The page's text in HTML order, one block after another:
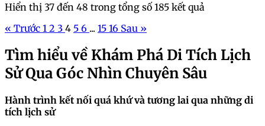
Hiển thị 37 đến 48 trong tổng số 185 kết quả
« Trước 1 2 3 4 5 6 ... 15 16 Sau »
Tìm hiểu về Khám Phá Di Tích Lịch
Sử Qua Góc Nhìn Chuyên Sâu
Hành trình kết nối quá khứ và tương lai qua những di
tích lịch sử